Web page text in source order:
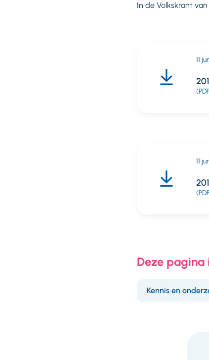
In de Volkskrant
11
11
Deze pagina
Kennis en